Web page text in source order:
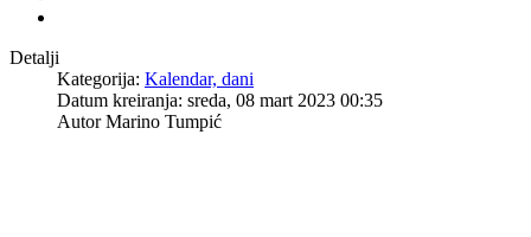
Detalji
Kategorija: Kalendar, dani
Datum kreiranja: sreda, 08 mart 2023 00:35
AutorMarino Tumpić